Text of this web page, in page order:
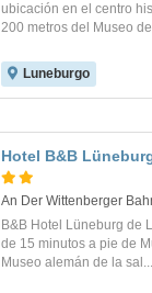
ubicación en el centro
200 metros del Museo
Luneburgo
Hotel B&B
An Der Wittenberger
B&B Hotel Lüneburg de
de 15 minutos a pie de
Museo alemán de la